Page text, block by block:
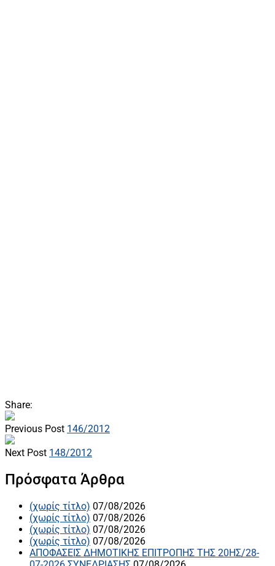
Share:
Previous Post 146/2012
Next Post 148/2012
Πρόσφατα Άρθρα
(χωρίς τίτλο) 07/08/2026
(χωρίς τίτλο) 07/08/2026
(χωρίς τίτλο) 07/08/2026
(χωρίς τίτλο) 07/08/2026
ΑΠΟΦΑΣΕΙΣ ΔΗΜΟΤΙΚΗΣ ΕΠΙΤΡΟΠΗΣ ΤΗΣ 20ΗΣ/28-